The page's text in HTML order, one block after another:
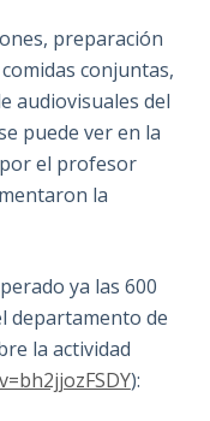
preparación
conjuntas,
audiovisuales del
puede ver en la
el profesor
la
ya las 600
departamento de
la actividad
):